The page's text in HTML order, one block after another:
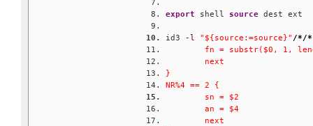
export shell source dest ext
id3 -l "${source:=source}" /*/*
fn = substr($0, 1,
next
}
NR%4 == 2 {
sn = $2
an = $4
next